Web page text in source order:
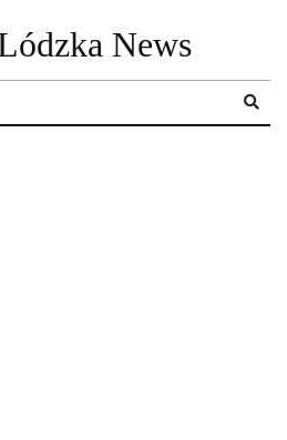
News